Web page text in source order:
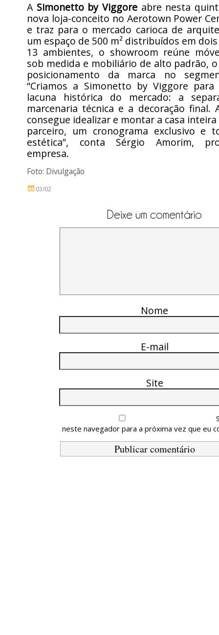
A Simonetto by Viggoreabre nesta
nova loja-conceito no Aerotown Power
e traz para o mercado carioca de
um espaço de 500 m² distribuídos em
13 ambientes, o showroom reúne
sob medida e mobiliário de alto padrão,
posicionamento da marca no
“Criamos a Simonetto by Viggore
lacuna histórica do mercado: a
marcenaria técnica e a decoração final.
consegue idealizar e montar a casa
parceiro, um cronograma exclusivo e
estética”, conta Sérgio Amorim,
empresa.
Foto: Divulgação
03/02
Deixe um comentário
Nome
E-mail
Site
neste navegador para a próxima vez que eu